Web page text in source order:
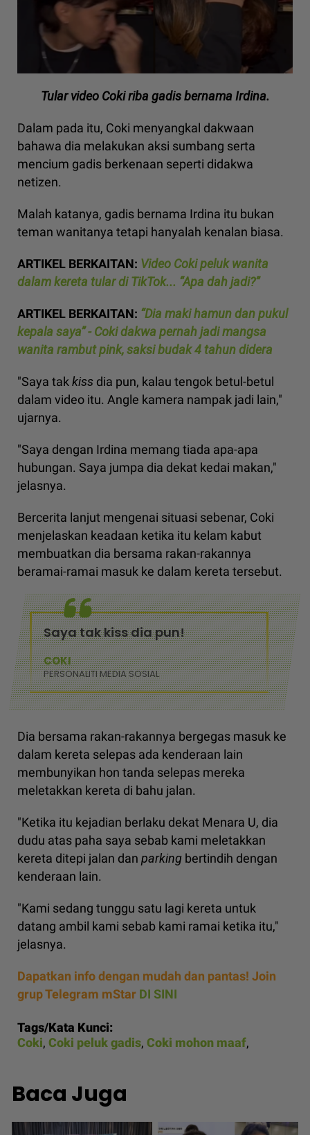
Tular video Coki riba gadis bernama Irdina.
Dalam pada itu, Coki menyangkal dakwaan
bahawa dia melakukan aksi sumbang serta
mencium gadis berkenaan seperti didakwa
netizen.
Malah katanya, gadis bernama Irdina itu bukan
teman wanitanya tetapi hanyalah kenalan biasa.
ARTIKEL BERKAITAN: Video Coki peluk wanita
dalam kereta tular di TikTok... “Apa dah jadi?”
ARTIKEL BERKAITAN: “Dia maki hamun dan pukul
kepala saya” - Coki dakwa pernah jadi mangsa
wanita rambut pink, saksi budak 4 tahun didera
"Saya takkiss dia pun, kalau tengok betul-betul
dalam video itu. Angle kamera nampak jadi lain,"
ujarnya.
"Saya dengan Irdina memang tiada apa-apa
hubungan. Saya jumpa dia dekat kedai makan,"
jelasnya.
Bercerita lanjut mengenai situasi sebenar, Coki
menjelaskan keadaan ketika itu kelam kabut
membuatkan dia bersama rakan-rakannya
beramai-ramai masuk ke dalam kereta tersebut.
Saya tak kiss dia pun!
COKI
PERSONALITI MEDIA SOSIAL
Dia bersama rakan-rakannya bergegas masuk ke
dalam kereta selepas ada kenderaan lain
membunyikan hon tanda selepas mereka
meletakkan kereta di bahu jalan.
"Ketika itu kejadian berlaku dekat Menara U, dia
dudu atas paha saya sebab kami meletakkan
kereta ditepi jalan dan parking bertindih dengan
kenderaan lain.
"Kami sedang tunggu satu lagi kereta untuk
datang ambil kami sebab kami ramai ketika itu,"
jelasnya.
Dapatkan info dengan mudah dan pantas! Join
grup Telegram mStar DI SINI
Tags/Kata Kunci:
Coki, Coki peluk gadis, Coki mohon maaf,
Baca Juga